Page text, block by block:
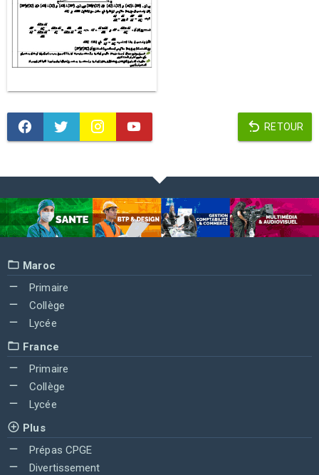
RETOUR
Maroc
Primaire
Collège
Lycée
France
Primaire
Collège
Lycée
Plus
Prépas CPGE
Divertissement